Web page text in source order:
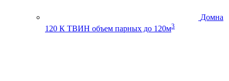
Домна
120 К ТВИН объем парных до 120м3